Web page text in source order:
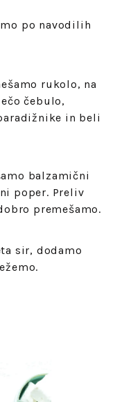
po navodilih
rukolo, na
čebulo,
in beli
balzamični
poper. Preliv
premešamo.
sir, dodamo